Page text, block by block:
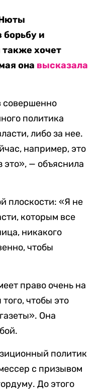
борьбу и
хочет
она высказала
совершенно
политика
либо за нее.
например, это
это», — объяснила
плоскости: «Я не
которым все
никакого
чтобы
право очень на
чтобы это
Она
политик
с призывом
До этого